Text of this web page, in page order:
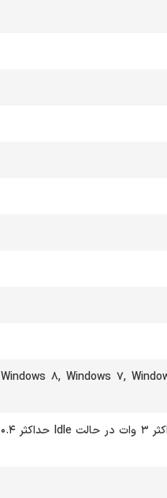
Windows 8, Windows 7,
در حالت خواندن حداکثر 3.3 وات در حالت نوشتن حداکثر 3 وات در حالت Idle حداکثر 0.4